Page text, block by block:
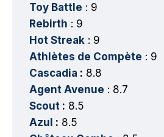
Toy Battle : 9
Rebirth : 9
Hot Streak : 9
Athlètes de Compète : 9
Cascadia : 8.8
Agent Avenue : 8.7
Scout : 8.5
Azul : 8.5